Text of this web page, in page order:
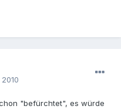
"befürchtet", es würde